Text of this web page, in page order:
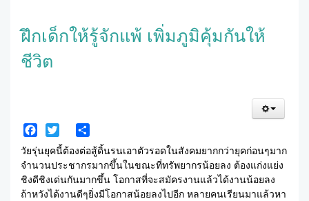
ฝึกเด็กให้รู้จักแพ้ เพิ่มภูมิคุ้มกันให้
ชีวิต
Facebook
Twitter Share
วัยรุ่นยุคนี้ต้องต่อสู้ดิ้นรนเอาตัวรอดในสังคมยากกว่ายุคก่อนๆมาก
จำนวนประชากรมากขึ้นในขณะที่ทรัพยากรน้อยลง ต้องแก่งแย่ง
ชิงดีชิงเด่นกันมากขึ้น โอกาสที่จะสมัครงานแล้วได้งานน้อยลง
ถ้าหวังได้งานดีๆยิ่งมีโอกาสน้อยลงไปอีก หลายคนเรียนมาแล้วหา